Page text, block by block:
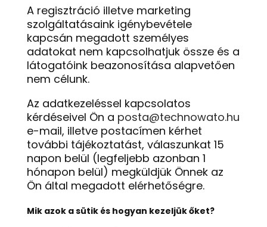
A regisztráció illetve marketing
szolgáltatásaink igénybevétele
kapcsán megadott személyes
adatokat nem kapcsolhatjuk össze és a
látogatóink beazonosítása alapvetően
nem célunk.
Az adatkezeléssel kapcsolatos
kérdéseivel Ön a posta@technowato.hu
e-mail, illetve postacímen kérhet
további tájékoztatást, válaszunkat 15
napon belül (legfeljebb azonban 1
hónapon belül) megküldjük Önnek az
Ön által megadott elérhetőségre.
Mik azok a sütik és hogyan kezeljük őket?